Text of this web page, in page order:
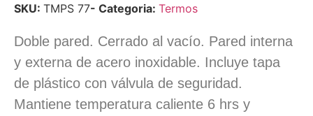
SKU: TMPS 77- Categoria: Termos
Doble pared. Cerrado al vacío. Pared interna
y externa de acero inoxidable. Incluye tapa
de plástico con válvula de seguridad.
Mantiene temperatura caliente 6 hrs y